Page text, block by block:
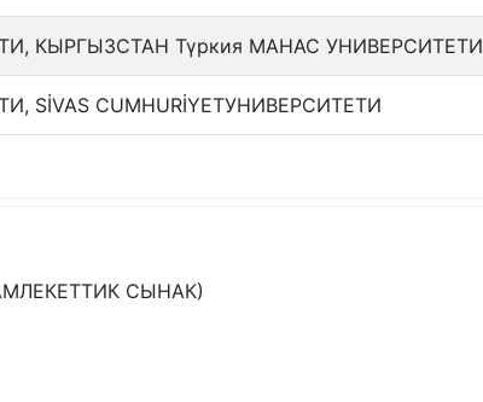
КЫРГЫЗСТАН Түркия МАНАС УНИВЕРСИТЕТИ
SİVAS CUMHURİYETУНИВЕРСИТЕТИ
СЫНАК)